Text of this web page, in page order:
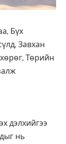
Бүх
Завхан
Төрийн
дэлхийгээ
нь